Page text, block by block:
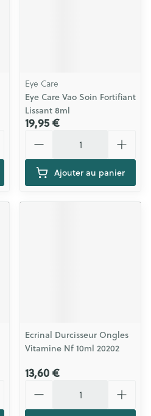
Eye Care
Eye Care Vao Soin Fortifiant
Lissant 8ml
19,95 €
Ajouter au panier
Ecrinal Durcisseur Ongles
Vitamine Nf 10ml 20202
13,60 €